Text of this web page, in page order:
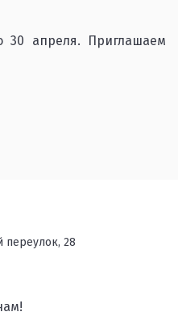
30 апреля. Приглашаем
переулок, 28